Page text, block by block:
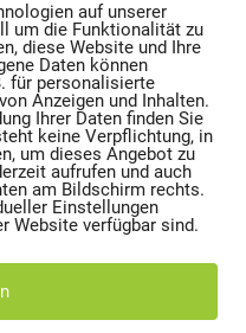
…
Wir sind
auf unserer
um die Funktionalität zu
diese Website und Ihre
Daten können
für personalisierte
Anzeigen und Inhalten.
Ihrer Daten finden Sie
keine Verpflichtung, in
um dieses Angebot zu
aufrufen und auch
am Bildschirm rechts.
Einstellungen
Website verfügbar sind.